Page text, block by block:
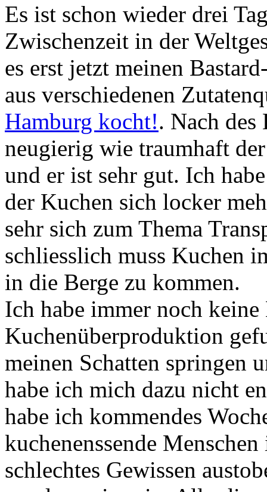
Es ist schon wieder drei
Zwischenzeit in der
es erst jetzt meinen
aus verschiedenen
Hamburg kocht!. Nach des
neugierig wie traumhaft
und er ist sehr gut. Ich
der Kuchen sich locker
sehr sich zum Thema
schliesslich muss Kuchen
in die Berge zu kommen.
Ich habe immer noch
Kuchenüberproduktion
meinen Schatten springen
habe ich mich dazu nicht
habe ich kommendes
kuchenenssende
schlechtes Gewissen